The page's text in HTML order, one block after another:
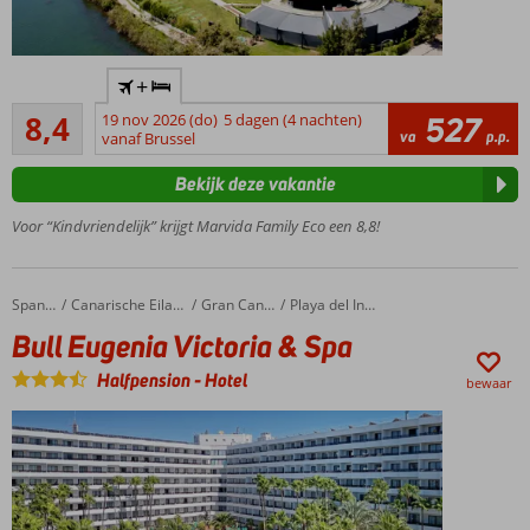
Mangrove
Beach Resort
resort
Direct aan de
Middellandse
Groene tuin
meerdere
het
strand
8,4
Zeer goed
196
beoordelingen
+
19 nov 2026 (do) 5 dagen (4 nachten)
vanaf Brussel
va 527 p.p.
Voor “Kindvriendelijk” krijgt Marvida Family Eco een 8,8!
Bekijk deze vakantie
Home Spanje Canarische Eilanden Gran Canaria Playa del Ingles
Bull Eugenia Victoria & Spa
Bull Eugenia Victoria & Spa
Halfpension-Hotel bewaar